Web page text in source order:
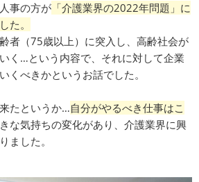
事の方が 「介護業界の2022年問題」に
た。
者（75歳以上）に突入し、高齢社会が
く…という内容で、それに対して企業
くべきかというお話でした。
たというか…自分がやるべき仕事はこ
な気持ちの変化があり、介護業界に興
ました。